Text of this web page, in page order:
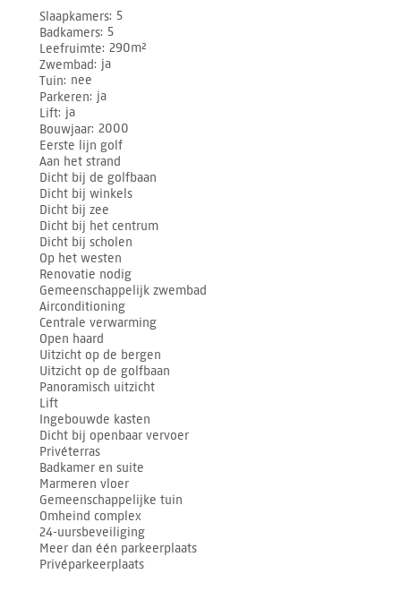
Slaapkamers 5
Badkamers 5
Leefruimte 290m²
Zwembad ja
Tuin nee
Parkeren ja
Lift ja
Bouwjaar 2000
Eerste lijn golf
Aan het strand
Dicht bij de golfbaan
Dicht bij winkels
Dicht bij zee
Dicht bij het centrum
Dicht bij scholen
Op het westen
Renovatie nodig
Gemeenschappelijk zwembad
Airconditioning
Centrale verwarming
Open haard
Uitzicht op de bergen
Uitzicht op de golfbaan
Panoramisch uitzicht
Lift
Ingebouwde kasten
Dicht bij openbaar vervoer
Privéterras
Badkamer en suite
Marmeren vloer
Gemeenschappelijke tuin
Omheind complex
24-uursbeveiliging
Meer dan één parkeerplaats
Privéparkeerplaats